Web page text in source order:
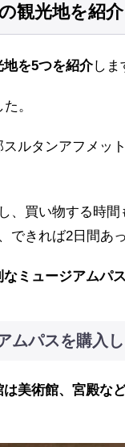
観光地を紹介
を5つを紹介しま
。
ルタンアフメッ
し、買い物する時間
きれば2日間あ
なミュージアムパ
ムパスを購入し
美術館、宮殿な